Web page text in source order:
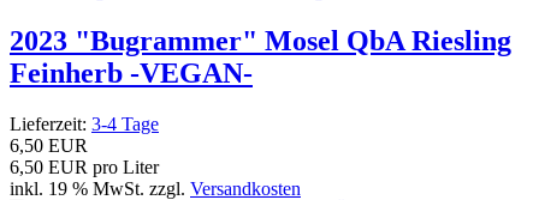
2023 "Bugrammer" Mosel QbA Riesling
Feinherb -VEGAN-
Lieferzeit: 3-4 Tage
6,50 EUR
6,50 EUR pro Liter
inkl. 19 % MwSt. zzgl. Versandkosten